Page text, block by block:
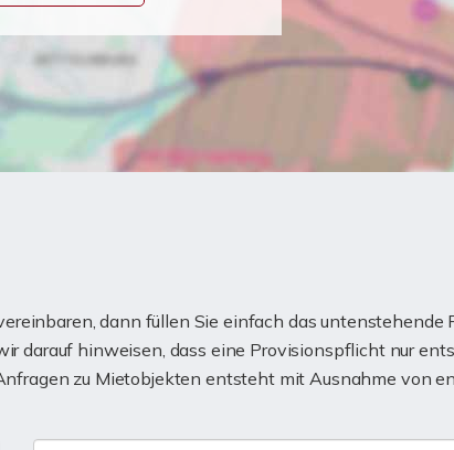
dann füllen Sie einfach das untenstehende
darauf hinweisen, dass eine Provisionspflicht nur
zu Mietobjekten entsteht mit Ausnahme von